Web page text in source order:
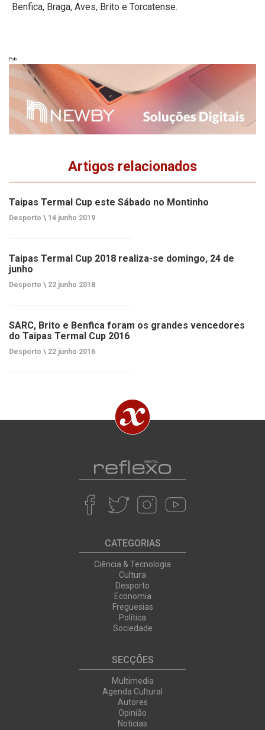
Benfica, Braga, Aves, Brito e Torcatense.
Pub
Artigos relacionados
Taipas Termal Cup este Sábado no Montinho
Desporto \ 14 junho 2019
Taipas Termal Cup 2018 realiza-se domingo, 24 de
junho
Desporto \ 22 junho 2018
SARC, Brito e Benfica foram os grandes vencedores
do Taipas Termal Cup 2016
Desporto \ 22 junho 2016
CATEGORIAS
Ciência & Tecnologia
Cultura
Desporto
Economia
Freguesias
Política
Sociedade
SECÇÕES
Multimedia
Agenda Cultural
Autores
Opinião
Noticias